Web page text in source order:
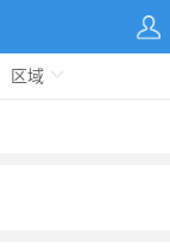
区域